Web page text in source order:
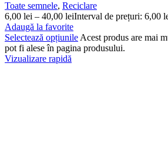
Toate semnele, Reciclare
6,00 lei – 40,00 leiInterval de prețuri: 6,00
Adaugă la favorite
Selectează opțiunile Acest produs are mai
pot fi alese în pagina produsului.
Vizualizare rapidă